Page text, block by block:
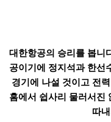
대한항공의 승리를 봅니
공이기에 정지석과 한선
경기에 나설 것이고 전
홈에서 쉽사리 물러서진
따